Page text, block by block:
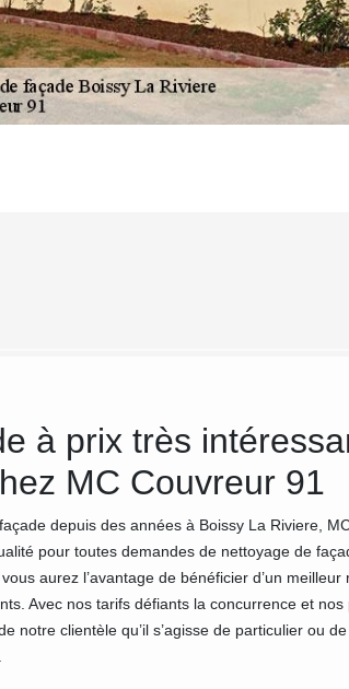
à prix très
MC Couvreur 91
depuis des années à Boissy La Riviere,
pour toutes demandes de nettoyage de
aurez l’avantage de bénéficier d’un
Avec nos tarifs défiants la concurrence et nos
notre clientèle qu’il s’agisse de particulier ou